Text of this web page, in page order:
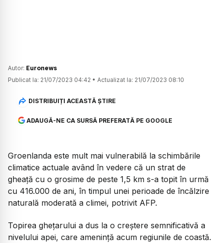
Autor: Euronews
Publicat la: 21/07/2023 04:42 • Actualizat la: 21/07/2023 08:10
DISTRIBUIȚI ACEASTĂ ȘTIRE
ADAUGĂ-NE CA SURSĂ PREFERATĂ PE GOOGLE
Groenlanda este mult mai vulnerabilă la schimbările
climatice actuale având în vedere că un strat de
gheață cu o grosime de peste 1,5 km s-a topit în urmă
cu 416.000 de ani, în timpul unei perioade de încălzire
naturală moderată a climei, potrivit AFP.
Topirea ghețarului a dus la o creștere semnificativă a
nivelului apei, care amenință acum regiunile de coastă.